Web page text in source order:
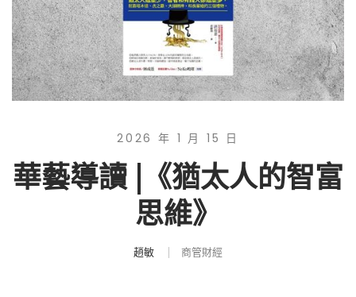
2026 年 1 月 15 日
華藝導讀 |《猶太人的智富
思維》
趙敏 商管財經